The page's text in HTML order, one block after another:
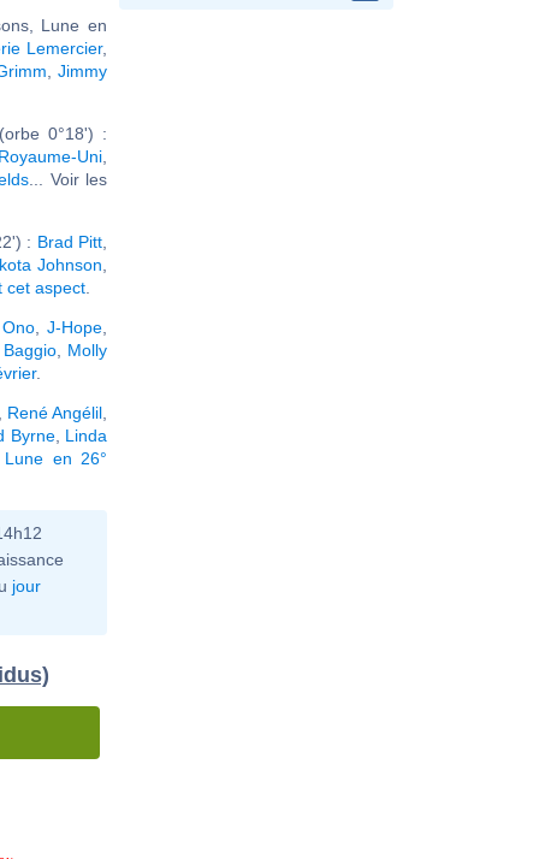
Lune en
Lemercier,
,Jimmy
0°18') :
Uni
... Voir les
: Brad Pitt
Johnson
cet aspect
,J-Hope
Molly
.
René Angélil
Byrne, Linda
en 26°
jour